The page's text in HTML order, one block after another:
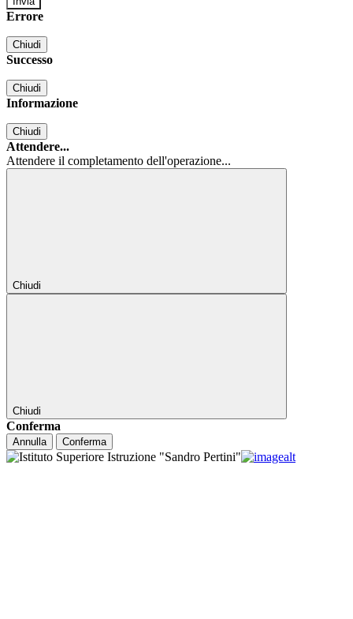
Errore
Chiudi
Successo
Chiudi
Informazione
Chiudi
Attendere...
Attendere il completamento dell'operazione...
Chiudi
Chiudi
Conferma
Annulla Conferma